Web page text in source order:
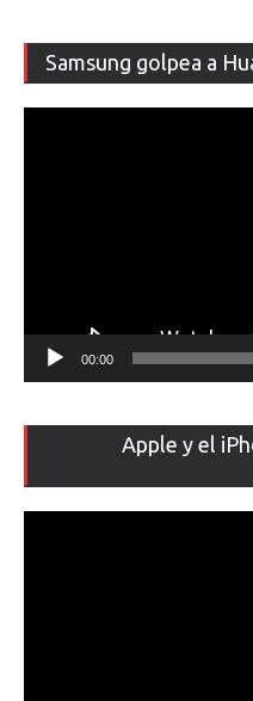
Samsung golpea a
00:00
Apple y el